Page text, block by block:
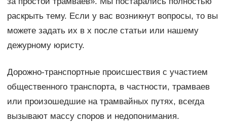
раскрыть тему. Если у вас возникнут вопросы, то вы
можете задать их в х после статьи или нашему
дежурному юристу.
Дорожно-транспортные происшествия с участием
общественного транспорта, в частности, трамваев
или произошедшие на трамвайных путях, всегда
вызывают массу споров и недопонимания.